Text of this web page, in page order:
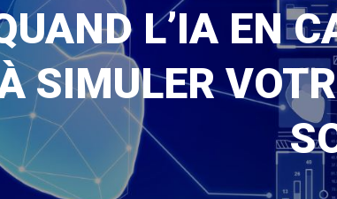
L’IA EN
SIMULER